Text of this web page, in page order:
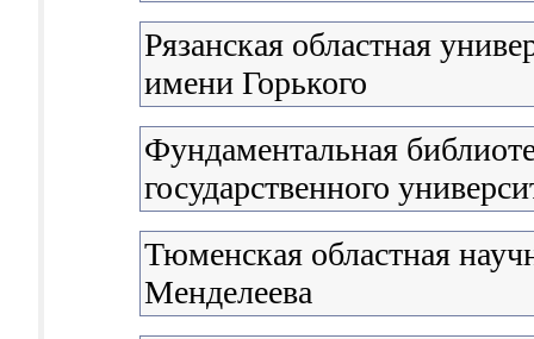
Рязанская областная
имени Горького
Фундаментальная
государственного
Тюменская областная
Менделеева